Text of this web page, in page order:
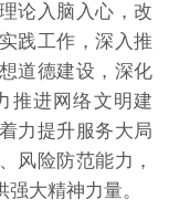
论入脑入心，改
践工作，深入推
道德建设，深化
推进网络文明建
力提升服务大局
风险防范能力，
大精神力量。